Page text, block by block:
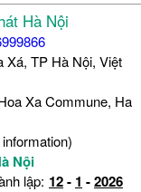
Hà Nội
Xá, TP Hà Nội, Việt
Xa Commune, Ha
Nội
lập: 12- 1 -2026